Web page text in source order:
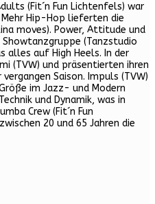
(Fit´n Fun Lichtenfels) war
Mehr Hip-Hop lieferten die
moves). Power, Attitude und
(Tanzstudio
alles auf High Heels. In der
(TVW) und präsentierten ihren
Saison. Impuls (TVW)
im Jazz- und Modern
und Dynamik, was in
Crew (Fit´n Fun
20 und 65 Jahren die